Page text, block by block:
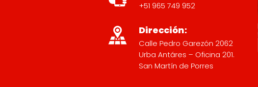
+51 965 749 952
Dirección:
Calle Pedro Garezón 2062
Urba Antáres – Oficina 201.
San Martín de Porres